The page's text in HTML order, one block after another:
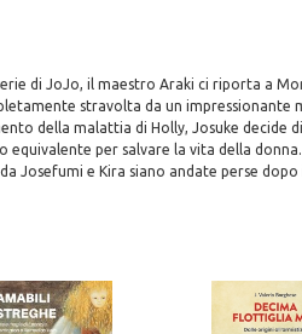
di JoJo, il maestro Araki ci riporta a
stravolta da un
della malattia di Holly, Josuke decide
equivalente per salvare la vita della
Josefumi e Kira siano andate perse